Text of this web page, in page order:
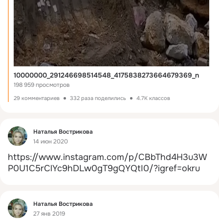
10000000_291246698514548_4175838273664679369_n
198 959 просмотров
29 комментариев 332 раза поделились 4.7K классов
Фид
Наталья Вострикова
14 июн 2020
https://www.instagram.com/p/CBbThd4H3u3W
P0U1C5rClYc9hDLw0gT9gQYQtI0/?igref=okru
Фид
Наталья Вострикова
27 янв 2019